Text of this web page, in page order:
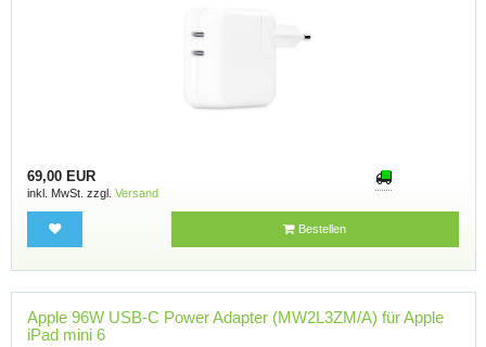
69,00 EUR
inkl. MwSt. zzgl. Versand
Bestellen
Apple 96W USB-C Power Adapter (MW2L3ZM/A) für Apple
iPad mini 6